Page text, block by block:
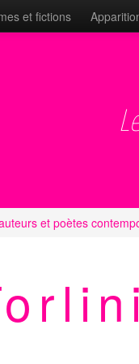
et fictions
et poètes